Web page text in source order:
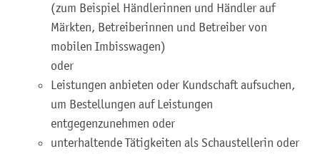
(zum Beispiel Händlerinnen und Händler auf
Märkten, Betreiberinnen und Betreiber von
mobilen Imbisswagen)
oder
Leistungen anbieten oder Kundschaft aufsuchen,
um Bestellungen auf Leistungen
entgegenzunehmen oder
unterhaltende Tätigkeiten als Schaustellerin oder